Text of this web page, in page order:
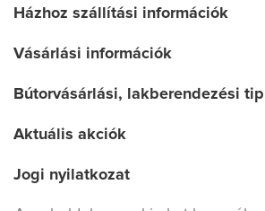
Házhoz szállítási információk
Vásárlási információk
Bútorvásárlási, lakberendezési
Aktuális akciók
Jogi nyilatkozat